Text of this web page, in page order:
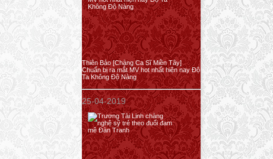
Thiên Bảo [Chàng Ca Sĩ Miền Tây]
Chuẩn bị ra mắt MV hot nhất hiện nay Độ
Ta Không Độ Nàng
25-04-2019